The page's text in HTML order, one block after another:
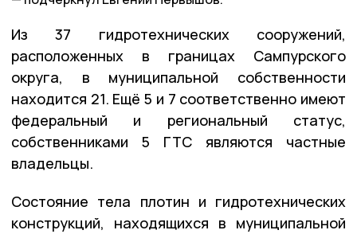
Из 37 гидротехнических сооружений,
расположенных в границах Сампурского
округа, в муниципальной собственности
находится 21. Ещё 5 и 7 соответственно имеют
федеральный и региональный статус,
собственниками 5 ГТС являются частные
владельцы.
Состояние тела плотин и гидротехнических
конструкций, находящихся в муниципальной